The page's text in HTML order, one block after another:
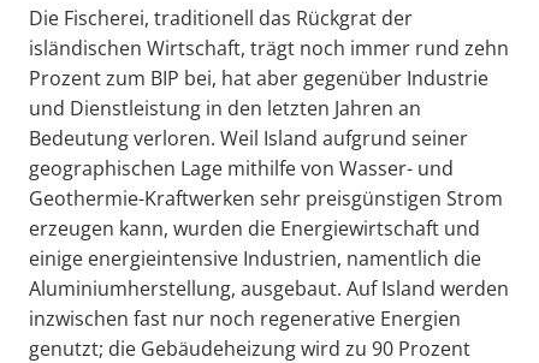
Die Fischerei, traditionell das Rückgrat der
isländischen Wirtschaft, trägt noch immer rund zehn
Prozent zum BIP bei, hat aber gegenüber Industrie
und Dienstleistung in den letzten Jahren an
Bedeutung verloren. Weil Island aufgrund seiner
geographischen Lage mithilfe von Wasser- und
Geothermie-Kraftwerken sehr preisgünstigen Strom
erzeugen kann, wurden die Energiewirtschaft und
einige energieintensive Industrien, namentlich die
Aluminiumherstellung, ausgebaut. Auf Island werden
inzwischen fast nur noch regenerative Energien
genutzt; die Gebäudeheizung wird zu 90 Prozent